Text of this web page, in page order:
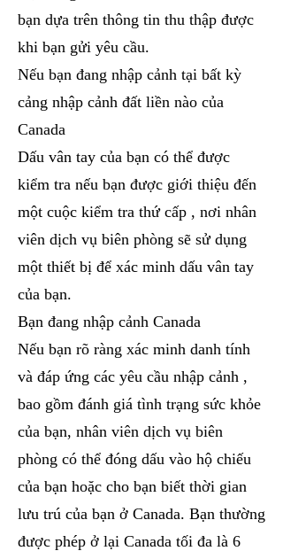
bạn dựa trên thông tin thu thập được
khi bạn gửi yêu cầu.
Nếu bạn đang nhập cảnh tại bất kỳ
cảng nhập cảnh đất liền nào của
Canada
Dấu vân tay của bạn có thể được
kiểm tra nếu bạn được giới thiệu đến
một cuộc kiểm tra thứ cấp , nơi nhân
viên dịch vụ biên phòng sẽ sử dụng
một thiết bị để xác minh dấu vân tay
của bạn.
Bạn đang nhập cảnh Canada
Nếu bạn rõ ràng xác minh danh tính
và đáp ứng các yêu cầu nhập cảnh ,
bao gồm đánh giá tình trạng sức khỏe
của bạn, nhân viên dịch vụ biên
phòng có thể đóng dấu vào hộ chiếu
của bạn hoặc cho bạn biết thời gian
lưu trú của bạn ở Canada. Bạn thường
được phép ở lại Canada tối đa là 6